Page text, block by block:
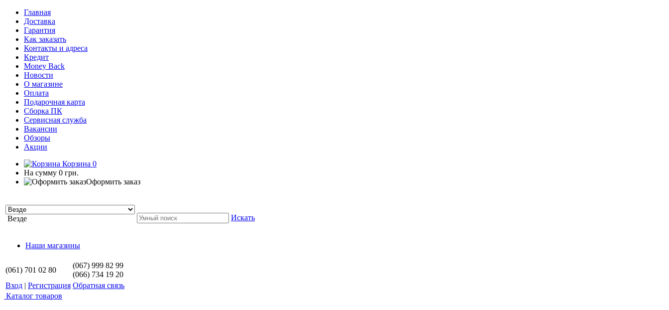
Главная
Доставка
Гарантия
Как заказать
Контакты и адреса
Кредит
Money Back
Новости
О магазине
Оплата
Подарочная карта
Сборка ПК
Сервисная служба
Вакансии
Обзоры
Акции
Корзина 0
На сумму 0 грн.
Оформить заказ
Везде Искать
Наши магазины
(061) 701 02 80
(067) 999 82 99
(066) 734 19 20
Вход | Регистрация Обратная связь
Каталог товаров